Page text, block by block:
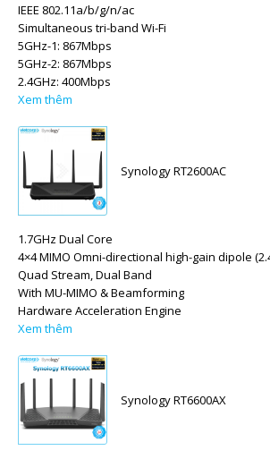
IEEE 802.11a/b/g/n/ac
Simultaneous tri-band Wi-Fi
5GHz-1: 867Mbps
5GHz-2: 867Mbps
2.4GHz: 400Mbps
Xem thêm
Synology RT2600AC
1.7GHz Dual Core
4×4 MIMO Omni-directional high-gain dipole
Quad Stream, Dual Band
With MU-MIMO & Beamforming
Hardware Acceleration Engine
Xem thêm
Synology RT6600AX